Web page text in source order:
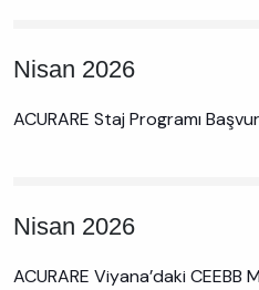
Nisan 2026
ACURARE Staj Programı
Nisan 2026
ACURARE Viyana’daki CEEBB